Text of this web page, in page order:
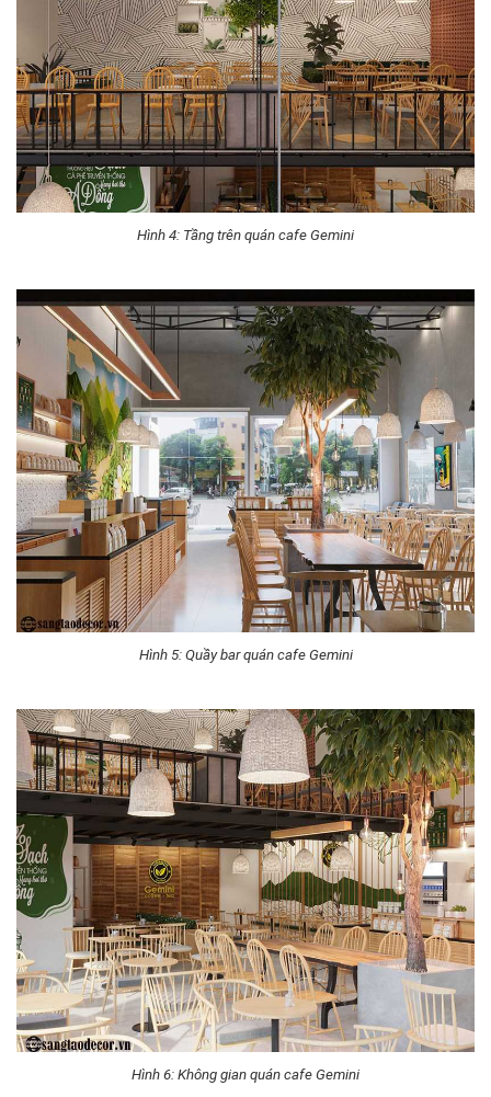
Hình 4: Tầng trên quán cafe Gemini
Hình 5: Quầy bar quán cafe Gemini
Hình 6: Không gian quán cafe Gemini